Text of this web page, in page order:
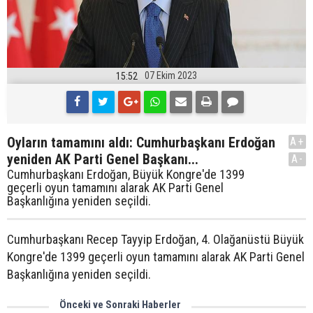
15:52 07 Ekim 2023
Oyların tamamını aldı: Cumhurbaşkanı Erdoğan
yeniden AK Parti Genel Başkanı...
Cumhurbaşkanı Erdoğan, Büyük Kongre'de 1399
geçerli oyun tamamını alarak AK Parti Genel
Başkanlığına yeniden seçildi.
A+
A-
Cumhurbaşkanı Recep Tayyip Erdoğan, 4. Olağanüstü Büyük
Kongre'de 1399 geçerli oyun tamamını alarak AK Parti Genel
Başkanlığına yeniden seçildi.
Önceki ve Sonraki Haberler